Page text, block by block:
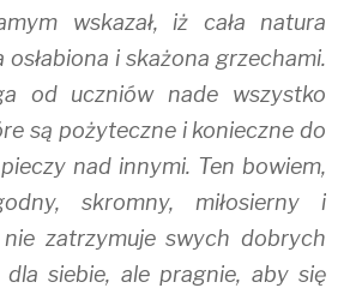
wskazał, iż cała natura
osłabiona i skażona grzechami.
od uczniów nade wszystko
są pożyteczne i konieczne do
nad innymi. Ten bowiem,
skromny, miłosierny i
nie zatrzymuje swych dobrych
siebie, ale pragnie, aby się